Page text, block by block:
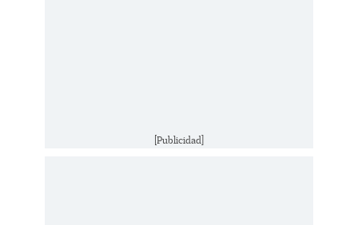
[Publicidad]